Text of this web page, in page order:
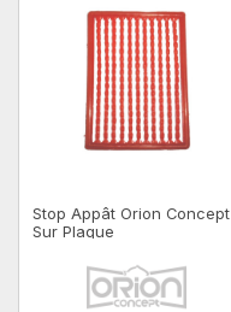
Stop Appât Orion Concept
Sur Plaque